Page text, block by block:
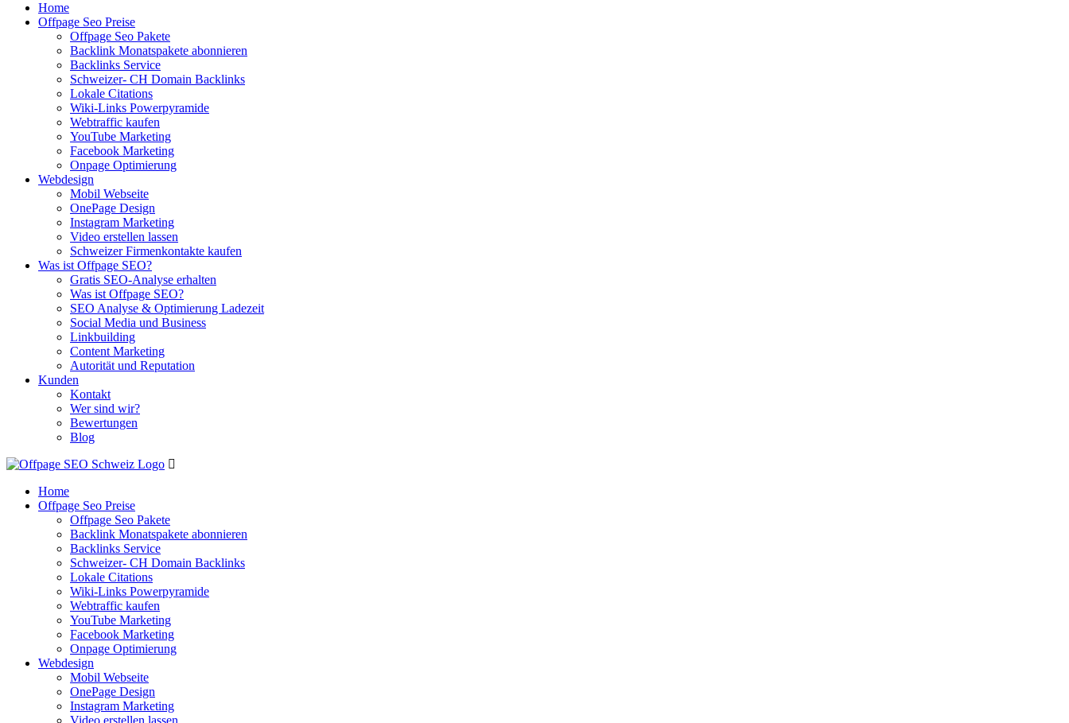
Home
Offpage Seo Preise
Offpage Seo Pakete
Backlink Monatspakete abonnieren
Backlinks Service
Schweizer- CH Domain Backlinks
Lokale Citations
Wiki-Links Powerpyramide
Webtraffic kaufen
YouTube Marketing
Facebook Marketing
Onpage Optimierung
Webdesign
Mobil Webseite
OnePage Design
Instagram Marketing
Video erstellen lassen
Schweizer Firmenkontakte kaufen
Was ist Offpage SEO?
Gratis SEO-Analyse erhalten
Was ist Offpage SEO?
SEO Analyse & Optimierung Ladezeit
Social Media und Business
Linkbuilding
Content Marketing
Autorität und Reputation
Kunden
Kontakt
Wer sind wir?
Bewertungen
Blog
Home
Offpage Seo Preise
Offpage Seo Pakete
Backlink Monatspakete abonnieren
Backlinks Service
Schweizer- CH Domain Backlinks
Lokale Citations
Wiki-Links Powerpyramide
Webtraffic kaufen
YouTube Marketing
Facebook Marketing
Onpage Optimierung
Webdesign
Mobil Webseite
OnePage Design
Instagram Marketing
Video erstellen lassen